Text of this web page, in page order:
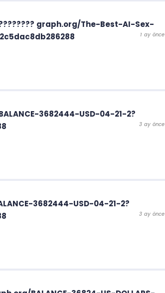
graph.org/The-Best-AI-Sex-
1 ay önce
3682444-USD-04-21-2?
3 ay önce
3682444-USD-04-21-2?
3 ay önce